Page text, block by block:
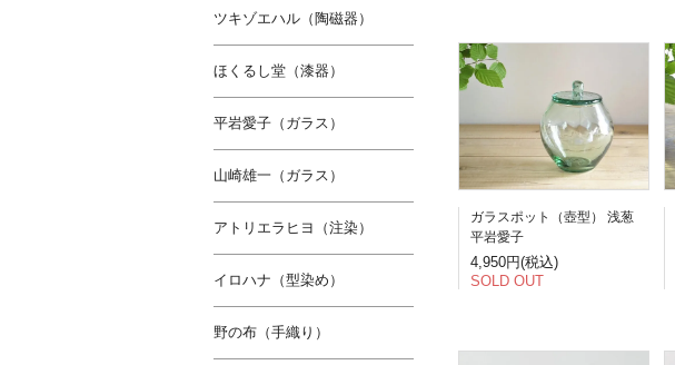
ガラスポット（壺型） 浅葱
平岩愛子
4,950円(税込)
SOLD OUT
ツキゾエハル（陶磁器）
ほくるし堂（漆器）
平岩愛子（ガラス）
山崎雄一（ガラス）
アトリエラヒヨ（注染）
イロハナ（型染め）
野の布（手織り）